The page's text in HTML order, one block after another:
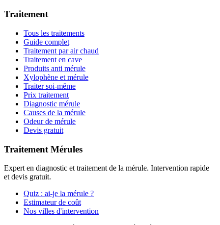
Traitement
Tous les traitements
Guide complet
Traitement par air chaud
Traitement en cave
Produits anti mérule
Xylophène et mérule
Traiter soi-même
Prix traitement
Diagnostic mérule
Causes de la mérule
Odeur de mérule
Devis gratuit
Traitement Mérules
Expert en diagnostic et traitement de la mérule. Intervention rapide
et devis gratuit.
Quiz : ai-je la mérule ?
Estimateur de coût
Nos villes d'intervention